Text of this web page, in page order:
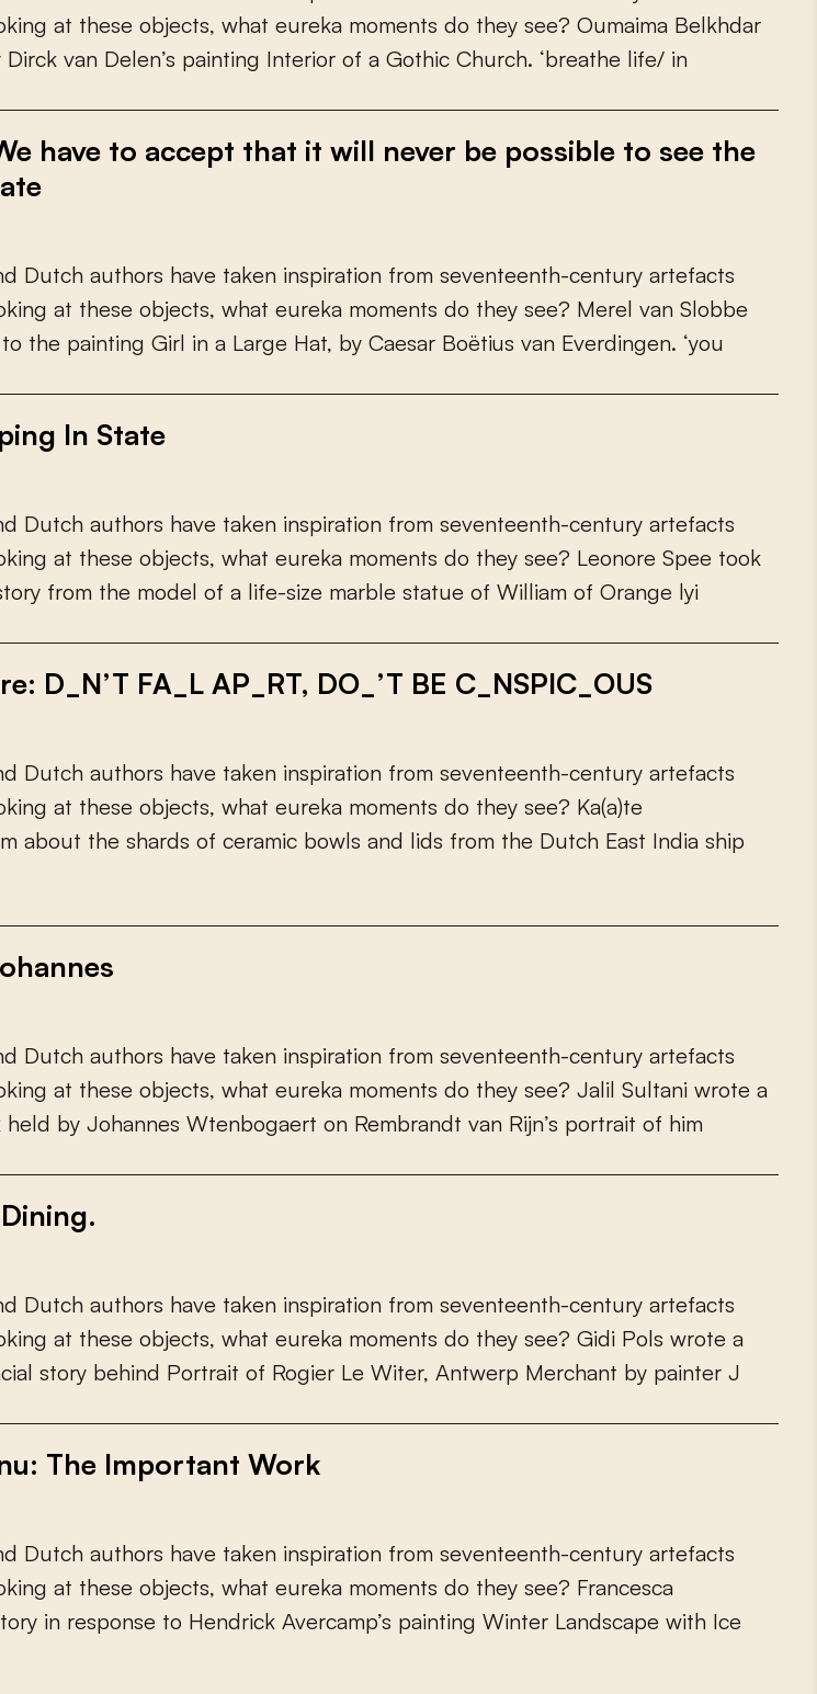
king at these objects, what eureka moments do they see? Oumaima Belkhdar
Dirck van Delen’s painting Interior of a Gothic Church. ‘breathe life/ in
have to accept that it will never be possible to see the
d Dutch authors have taken inspiration from seventeenth-century artefacts
king at these objects, what eureka moments do they see? Merel van Slobbe
to the painting Girl in a Large Hat, by Caesar Boëtius van Everdingen. ‘you
In State
d Dutch authors have taken inspiration from seventeenth-century artefacts
king at these objects, what eureka moments do they see? Leonore Spee took
tory from the model of a life-size marble statue of William of Orange lyi
D_N’T FA_L AP_RT, DO_’T BE C_NSPIC_OUS
d Dutch authors have taken inspiration from seventeenth-century artefacts
king at these objects, what eureka moments do they see? Ka(a)te
m about the shards of ceramic bowls and lids from the Dutch East India ship
d Dutch authors have taken inspiration from seventeenth-century artefacts
king at these objects, what eureka moments do they see? Jalil Sultani wrote a
held by Johannes Wtenbogaert on Rembrandt van Rijn’s portrait of him
d Dutch authors have taken inspiration from seventeenth-century artefacts
king at these objects, what eureka moments do they see? Gidi Pols wrote a
cial story behind Portrait of Rogier Le Witer, Antwerp Merchant by painter J
The Important Work
d Dutch authors have taken inspiration from seventeenth-century artefacts
king at these objects, what eureka moments do they see? Francesca
tory in response to Hendrick Avercamp’s painting Winter Landscape with Ice